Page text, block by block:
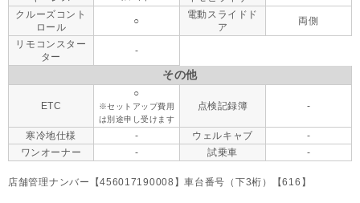
クルーズコント
ロール
○
電動スライドド
ア
両側
リモコンスター
ター
-
その他
ETC
○
※セットアップ費用
は別途申し受けます
点検記録簿 -
寒冷地仕様 - ウェルキャブ
-
ワンオーナー
- 試乗車 -
店舗管理ナンバー【456017190008】車台番号（下3桁）【616】